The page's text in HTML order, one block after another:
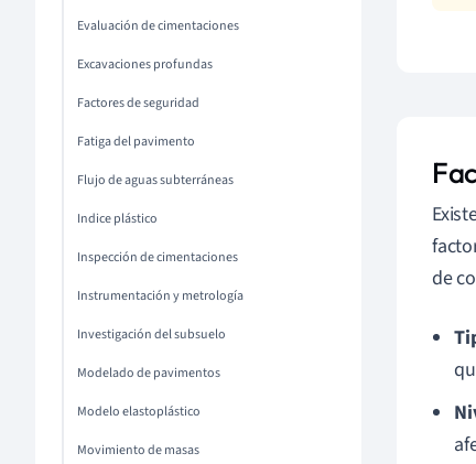
Evaluación de cimentaciones
Excavaciones profundas
Factores de seguridad
Fatiga del pavimento
Flujo de aguas subterráneas
Indice plástico
Inspección de cimentaciones
Instrumentación y metrología
Investigación del subsuelo
Modelado de pavimentos
Modelo elastoplástico
Movimiento de masas
de